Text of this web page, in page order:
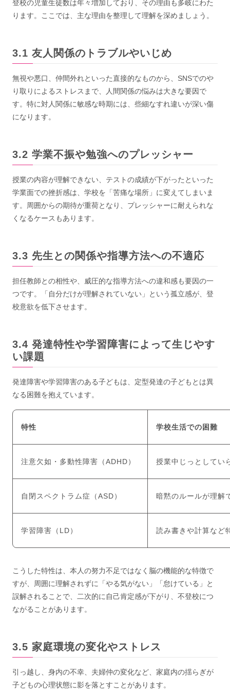
登校の児童生徒数は年々増加しており、その理由も多岐にわた
ります。ここでは、主な理由を整理して理解を深めましょう。
友人関係のトラブルやいじめ
無視や悪口、仲間外れといった直接的なものから、SNSでのや
り取りによるストレスまで、人間関係の悩みは大きな要因で
す。特に対人関係に敏感な時期には、些細なすれ違いが深い傷
になります。
学業不振や勉強へのプレッシャー
授業の内容が理解できない、テストの成績が下がったといった
学業面での挫折感は、学校を「苦痛な場所」に変えてしまいま
す。周囲からの期待が重荷となり、プレッシャーに耐えられな
くなるケースもあります。
先生との関係や指導方法への不適応
担任教師との相性や、威圧的な指導方法への違和感も要因の一
つです。「自分だけが理解されていない」という孤立感が、登
校意欲を低下させます。
発達特性や学習障害によって生じやす
い課題
発達障害や学習障害のある子どもは、定型発達の子どもとは異
なる困難を抱えています。
特性 学校生活での困難
注意欠如・多動性障害（ADHD） 授業中じっとしてい
自閉スペクトラム症（ASD） 暗黙のルールが理解
学習障害（LD） 読み書きや計算など
こうした特性は、本人の努力不足ではなく脳の機能的な特徴で
すが、周囲に理解されずに「やる気がない」「怠けている」と
誤解されることで、二次的に自己肯定感が下がり、不登校につ
ながることがあります。
家庭環境の変化やストレス
引っ越し、身内の不幸、夫婦仲の変化など、家庭内の揺らぎが
子どもの心理状態に影を落とすことがあります。